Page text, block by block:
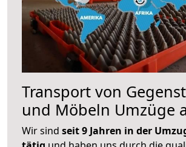
Transport von
und Möbeln Umzüge
Wir sind seit 9 Jahren in der